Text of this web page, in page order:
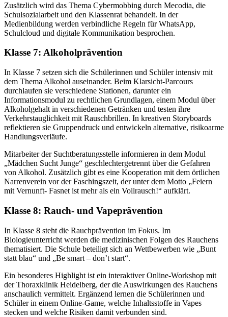
Zusätzlich wird das Thema Cybermobbing durch Mecodia, die
Schulsozialarbeit und den Klassenrat behandelt. In der
Medienbildung werden verbindliche Regeln für WhatsApp,
Schulcloud und digitale Kommunikation besprochen.
Klasse 7: Alkoholprävention
In Klasse 7 setzen sich die Schülerinnen und Schüler intensiv mit
dem Thema Alkohol auseinander. Beim Klarsicht-Parcours
durchlaufen sie verschiedene Stationen, darunter ein
Informationsmodul zu rechtlichen Grundlagen, einem Modul über
Alkoholgehalt in verschiedenen Getränken und testen ihre
Verkehrstauglichkeit mit Rauschbrillen. In kreativen Storyboards
reflektieren sie Gruppendruck und entwickeln alternative, risikoarme
Handlungsverläufe.
Mitarbeiter der Suchtberatungsstelle informieren in dem Modul
„Mädchen Sucht Junge“ geschlechtergetrennt über die Gefahren
von Alkohol. Zusätzlich gibt es eine Kooperation mit dem örtlichen
Narrenverein vor der Faschingszeit, der unter dem Motto „Feiern
mit Vernunft- Fasnet ist mehr als ein Vollrausch!“ aufklärt.
Klasse 8: Rauch- und Vapeprävention
In Klasse 8 steht die Rauchprävention im Fokus. Im
Biologieunterricht werden die medizinischen Folgen des Rauchens
thematisiert. Die Schule beteiligt sich an Wettbewerben wie „Bunt
statt blau“ und „Be smart – don’t start“.
Ein besonderes Highlight ist ein interaktiver Online-Workshop mit
der Thoraxklinik Heidelberg, der die Auswirkungen des Rauchens
anschaulich vermittelt. Ergänzend lernen die Schülerinnen und
Schüler in einem Online-Game, welche Inhaltsstoffe in Vapes
stecken und welche Risiken damit verbunden sind.